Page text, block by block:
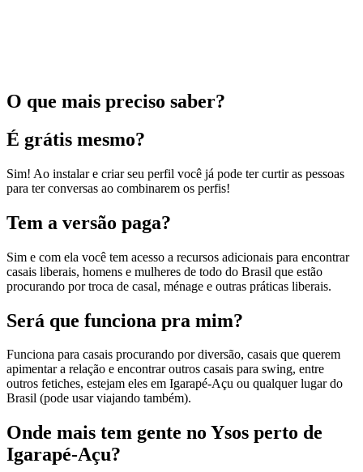
O que mais preciso saber?
É grátis mesmo?
Sim! Ao instalar e criar seu perfil você já pode ter curtir as pessoas
para ter conversas ao combinarem os perfis!
Tem a versão paga?
Sim e com ela você tem acesso a recursos adicionais para encontrar
casais liberais, homens e mulheres de todo do Brasil que estão
procurando por troca de casal, ménage e outras práticas liberais.
Será que funciona pra mim?
Funciona para casais procurando por diversão, casais que querem
apimentar a relação e encontrar outros casais para swing, entre
outros fetiches, estejam eles em Igarapé-Açu ou qualquer lugar do
Brasil (pode usar viajando também).
Onde mais tem gente no Ysos perto de
Igarapé-Açu?